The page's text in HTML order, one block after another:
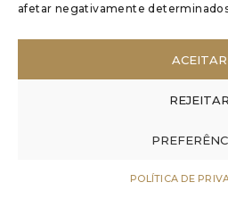
afetar negativamente
ACEITAR
REJEITAR
POLÍTICA DE